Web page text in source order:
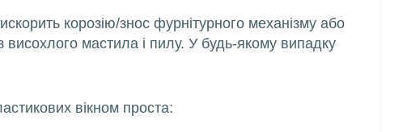
корозію/знос фурнітурного механізму або
висохлого мастила і пилу. У будь-якому випадку
вікном проста: